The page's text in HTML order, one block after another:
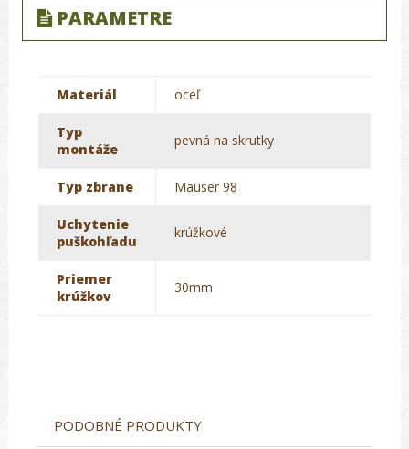
PARAMETRE
Materiál oceľ
Typ
montáže
pevná na skrutky
Typ zbrane Mauser 98
Uchytenie
puškohľadu
krúžkové
Priemer
krúžkov
30mm
PODOBNÉ PRODUKTY